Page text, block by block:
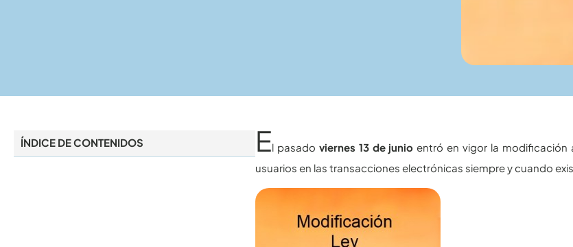
ÍNDICE DE CONTENIDOS El pasado viernes 13 de junio entró en vigor la modificación
usuarios en las transacciones electrónicas siempre y cuando